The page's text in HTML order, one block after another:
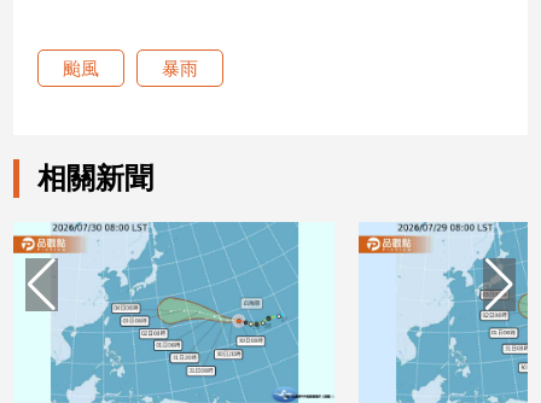
星
命
理
消
健
康/
颱風 暴雨
相關新聞